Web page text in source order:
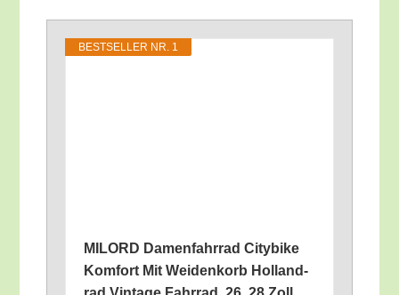
BEST­SEL­LER NR. 1
MILORD Damen­fahr­rad City­bike
Kom­fort Mit Wei­den­korb Hol­land­